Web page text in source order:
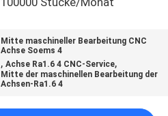
Mitte maschineller Bearbeitung CNC
Achse Soems 4
,Achse Ra1.6 4 CNC-Service,
Mitte der maschinellen Bearbeitung der
Achsen-Ra1.6 4